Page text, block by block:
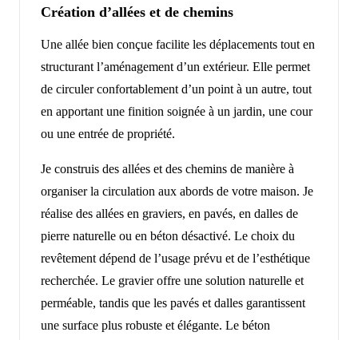
Création d’allées et de chemins
Une allée bien conçue facilite les déplacements tout en
structurant l’aménagement d’un extérieur. Elle permet
de circuler confortablement d’un point à un autre, tout
en apportant une finition soignée à un jardin, une cour
ou une entrée de propriété.
Je construis des allées et des chemins de manière à
organiser la circulation aux abords de votre maison. Je
réalise des allées en graviers, en pavés, en dalles de
pierre naturelle ou en béton désactivé. Le choix du
revêtement dépend de l’usage prévu et de l’esthétique
recherchée. Le gravier offre une solution naturelle et
perméable, tandis que les pavés et dalles garantissent
une surface plus robuste et élégante. Le béton